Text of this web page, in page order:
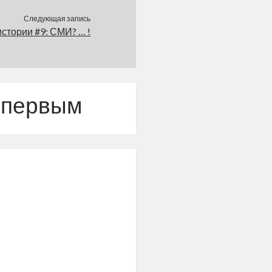
Следующая запись
#9: СМИ? … !